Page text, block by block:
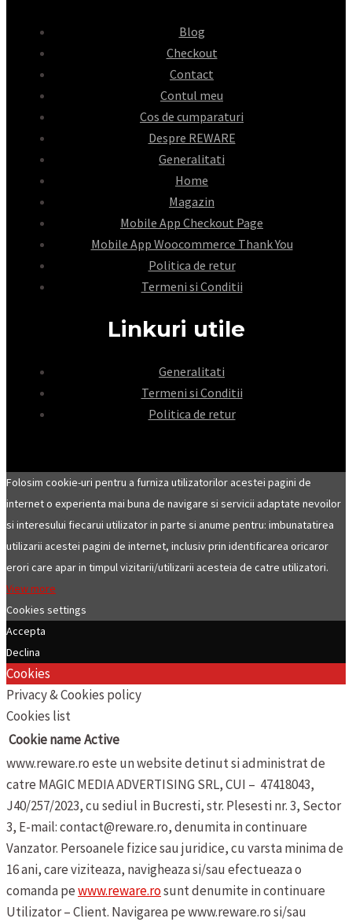
Blog
Checkout
Contact
Contul meu
Cos de cumparaturi
Despre REWARE
Generalitati
Home
Magazin
Mobile App Checkout Page
Mobile App Woocommerce Thank You
Politica de retur
Termeni si Conditii
Linkuri utile
Generalitati
Termeni si Conditii
Politica de retur
Folosim cookie-uri pentru a furniza utilizatorilor acestei pagini de
internet o experienta mai buna de navigare si servicii adaptate nevoilor
si interesului fiecarui utilizator in parte si anume pentru: imbunatatirea
utilizarii acestei pagini de internet, inclusiv prin identificarea oricaror
erori care apar in timpul vizitarii/utilizarii acesteia de catre utilizatori.
View more
Cookies settings
Accepta
Declina
Cookies
Privacy & Cookies policy
Cookies list
Cookie nameActive
www.reware.ro este un website detinut si administrat de
catre MAGIC MEDIA ADVERTISING SRL, CUI – 47418043,
J40/257/2023, cu sediul in Bucresti, str. Plesesti nr. 3, Sector
3, E-mail: contact@reware.ro, denumita in continuare
Vanzator. Persoanele fizice sau juridice, cu varsta minima de
16 ani, care viziteaza, navigheaza si/sau efectueaza o
comanda pewww.reware.rosunt denumite in continuare
Utilizator – Client. Navigarea pe www.reware.ro si/sau